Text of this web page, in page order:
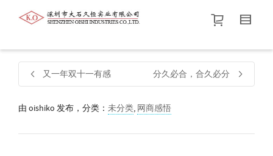
帮我查找新的衬衫尺码
价格介于
默认品牌.
查找产品！
又一年双十一有感 分久必合，合久必分
由 oishiko 发布，分类： 未分类, 网商感悟